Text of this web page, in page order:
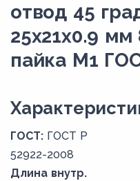
отвод 45
25х21х0.9
пайка М1
ГОСТ: ГОСТ Р
52922-2008
Длина внутр.